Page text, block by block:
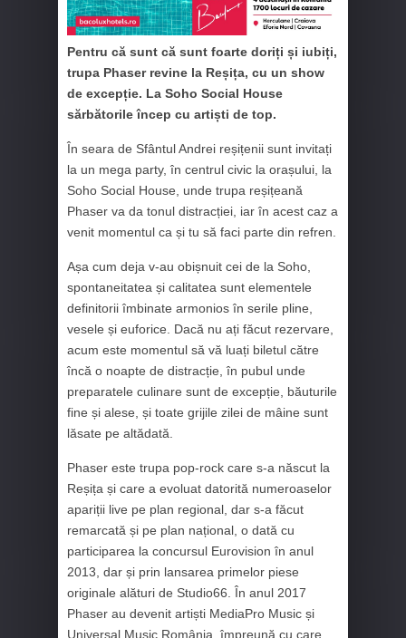
Pentru că sunt că sunt foarte doriți și iubiți,
trupa Phaser revine la Reșița, cu un show
de excepție. La Soho Social House
sărbătorile încep cu artiști de top.
În seara de Sfântul Andrei reșițenii sunt invitați
la un mega party, în centrul civic la orașului, la
Soho Social House, unde trupa reșițeană
Phaser va da tonul distracției, iar în acest caz a
venit momentul ca și tu să faci parte din refren.
Așa cum deja v-au obișnuit cei de la Soho,
spontaneitatea și calitatea sunt elementele
definitorii îmbinate armonios în serile pline,
vesele și euforice. Dacă nu ați făcut rezervare,
acum este momentul să vă luați biletul către
încă o noapte de distracție, în pubul unde
preparatele culinare sunt de excepție, băuturile
fine și alese, și toate grijile zilei de mâine sunt
lăsate pe altădată.
Phaser este trupa pop-rock care s-a născut la
Reșița și care a evoluat datorită numeroaselor
apariții live pe plan regional, dar s-a făcut
remarcată și pe plan național, o dată cu
participarea la concursul Eurovision în anul
2013, dar și prin lansarea primelor piese
originale alături de Studio66. În anul 2017
Phaser au devenit artiști MediaPro Music și
Universal Music România, împreună cu care